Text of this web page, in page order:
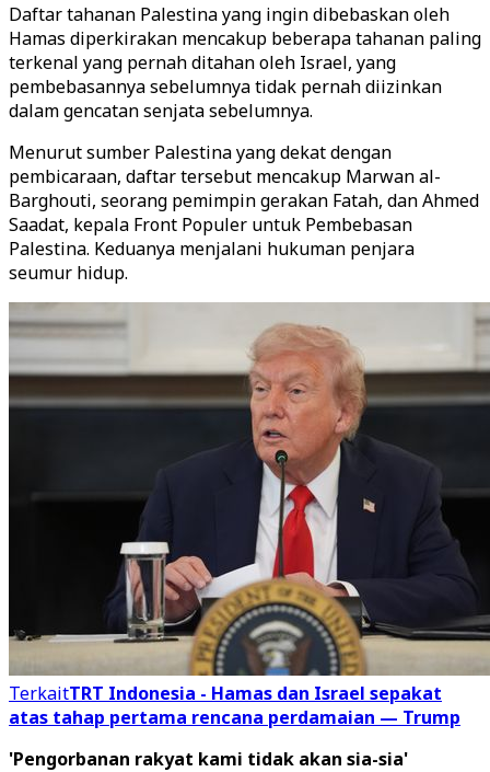
Daftar tahanan Palestina yang ingin dibebaskan oleh
Hamas diperkirakan mencakup beberapa tahanan paling
terkenal yang pernah ditahan oleh Israel, yang
pembebasannya sebelumnya tidak pernah diizinkan
dalam gencatan senjata sebelumnya.
Menurut sumber Palestina yang dekat dengan
pembicaraan, daftar tersebut mencakup Marwan al-
Barghouti, seorang pemimpin gerakan Fatah, dan Ahmed
Saadat, kepala Front Populer untuk Pembebasan
Palestina. Keduanya menjalani hukuman penjara
seumur hidup.
TerkaitTRT Indonesia - Hamas dan Israel sepakat
atas tahap pertama rencana perdamaian — Trump
'Pengorbanan rakyat kami tidak akan sia-sia'